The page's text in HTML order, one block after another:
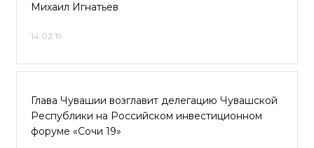
Михаил Игнатьев
14.02.19
Глава Чувашии возглавит делегацию Чувашской
Республики на Российском инвестиционном
форуме «Сочи 19»